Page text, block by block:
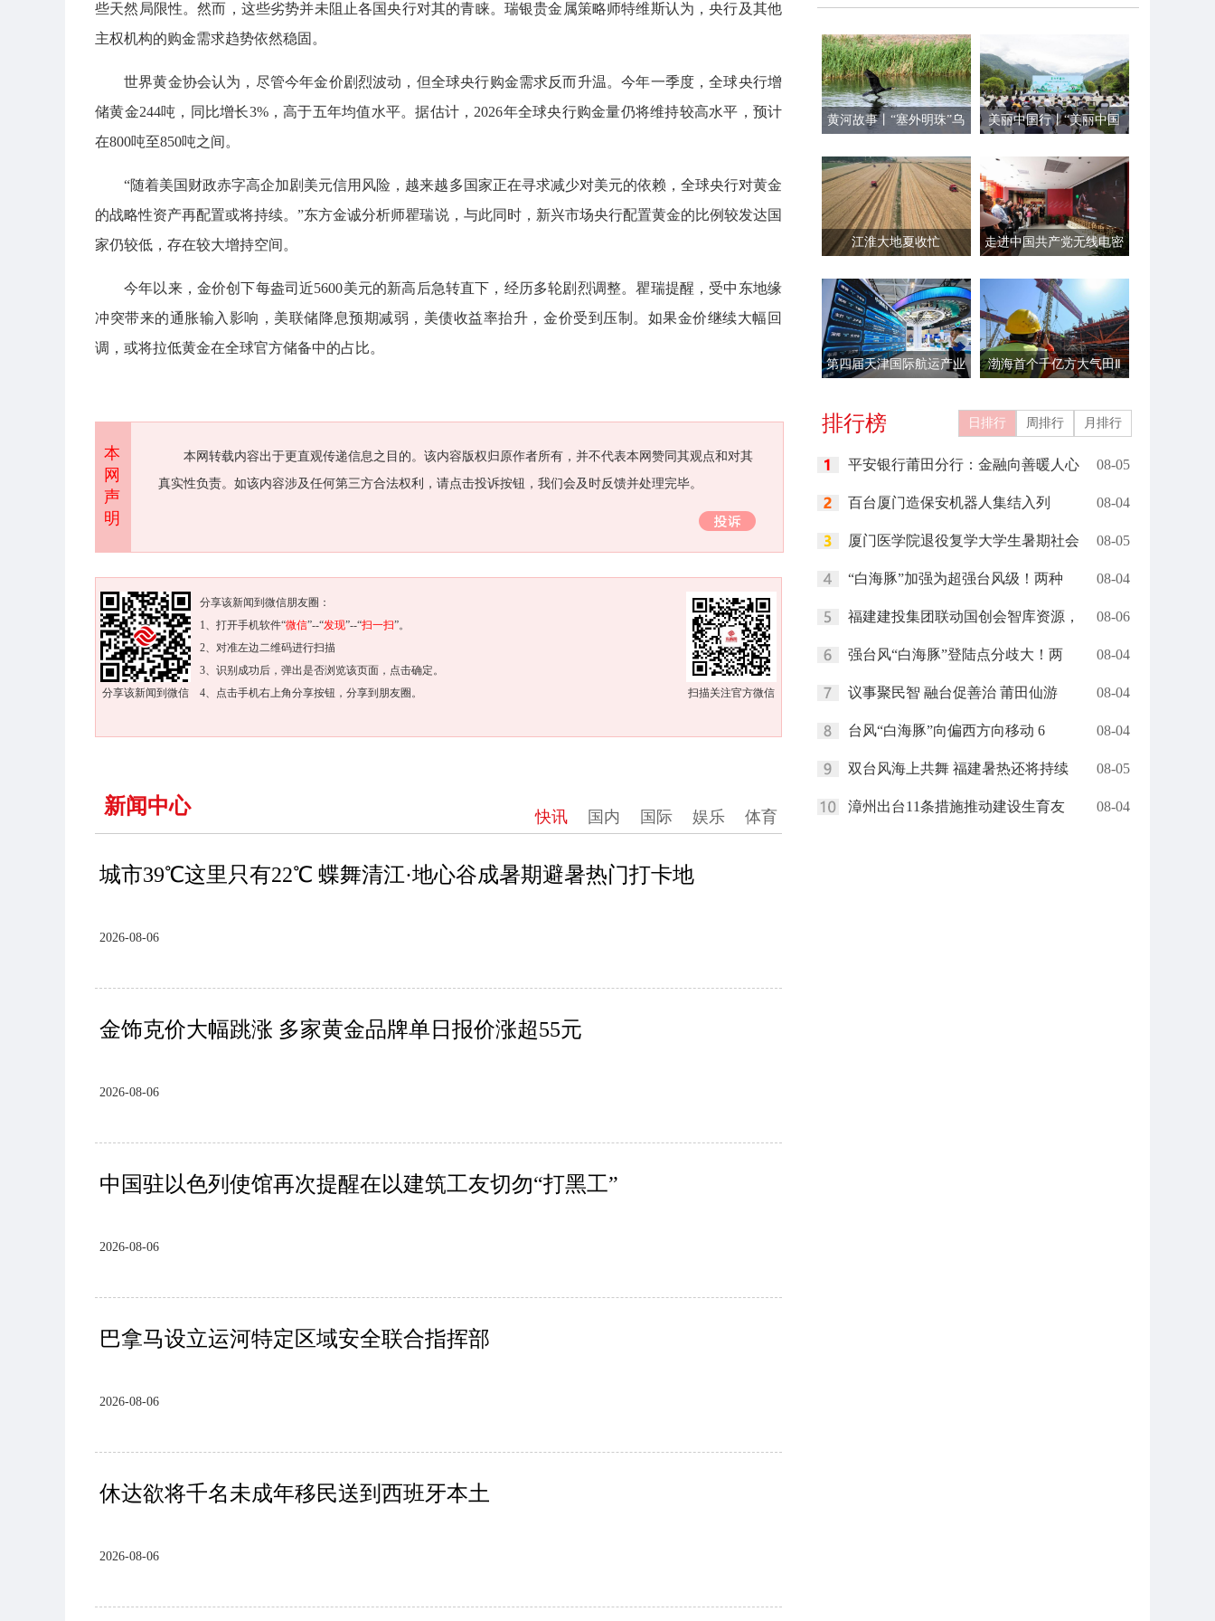
些天然局限性。然而，这些劣势并未阻止各国央行对其的青睐。瑞银贵金属策略师特维斯认为，央行及其他
主权机构的购金需求趋势依然稳固。
世界黄金协会认为，尽管今年金价剧烈波动，但全球央行购金需求反而升温。今年一季度，全球央行增
储黄金244吨，同比增长3%，高于五年均值水平。据估计，2026年全球央行购金量仍将维持较高水平，预计
在800吨至850吨之间。
“随着美国财政赤字高企加剧美元信用风险，越来越多国家正在寻求减少对美元的依赖，全球央行对黄金
的战略性资产再配置或将持续。”东方金诚分析师瞿瑞说，与此同时，新兴市场央行配置黄金的比例较发达国
家仍较低，存在较大增持空间。
今年以来，金价创下每盎司近5600美元的新高后急转直下，经历多轮剧烈调整。瞿瑞提醒，受中东地缘
冲突带来的通胀输入影响，美联储降息预期减弱，美债收益率抬升，金价受到压制。如果金价继续大幅回
调，或将拉低黄金在全球官方储备中的占比。
本
网
声
明
本网转载内容出于更直观传递信息之目的。该内容版权归原作者所有，并不代表本网赞同其观点和对其
真实性负责。如该内容涉及任何第三方合法权利，请点击投诉按钮，我们会及时反馈并处理完毕。
扫描关注官方微信
分享该新闻到微信
分享该新闻到微信朋友圈：
1、打开手机软件“微信”--“发现”--“扫一扫”。
2、对准左边二维码进行扫描
3、识别成功后，弹出是否浏览该页面，点击确定。
4、点击手机右上角分享按钮，分享到朋友圈。
新闻中心 快讯 国内 国际 娱乐 体育
城市39℃这里只有22℃ 蝶舞清江·地心谷成暑期避暑热门打卡地
2026-08-06
金饰克价大幅跳涨 多家黄金品牌单日报价涨超55元
2026-08-06
中国驻以色列使馆再次提醒在以建筑工友切勿“打黑工”
2026-08-06
巴拿马设立运河特定区域安全联合指挥部
2026-08-06
休达欲将千名未成年移民送到西班牙本土
2026-08-06
黄河故事丨“塞外明珠”乌
美丽中国行丨“美丽中国
采访启动
江淮大地夏收忙
走进中国共产党无线电密
列展
第四届天津国际航运产业
渤海首个千亿方大气田Ⅱ
完成
排行榜 日排行 周排行 月排行
平安银行莆田分行：金融向善暖人心 08-05
百台厦门造保安机器人集结入列 08-04
厦门医学院退役复学大学生暑期社会 08-05
“白海豚”加强为超强台风级！两种 08-04
福建建投集团联动国创会智库资源， 08-06
强台风“白海豚”登陆点分歧大！两 08-04
议事聚民智 融台促善治 莆田仙游 08-04
台风“白海豚”向偏西方向移动 6 08-04
双台风海上共舞 福建暑热还将持续 08-05
漳州出台11条措施推动建设生育友 08-04